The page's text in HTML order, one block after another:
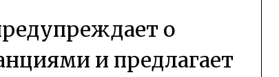
о
и предлагает